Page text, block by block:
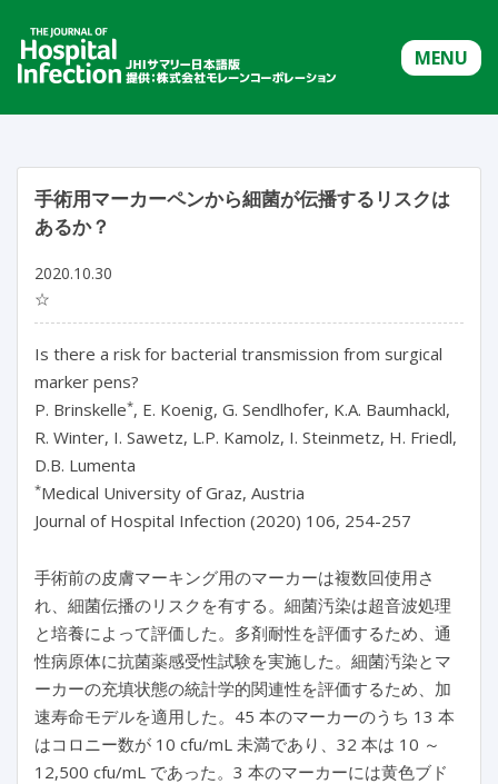
MENU
手術用マーカーペンから細菌が伝播するリスクは
あるか？
2020.10.30
☆
Is there a risk for bacterial transmission from surgical
marker pens?
P. Brinskelle*, E. Koenig, G. Sendlhofer, K.A. Baumhackl,
R. Winter, I. Sawetz, L.P. Kamolz, I. Steinmetz, H. Friedl,
D.B. Lumenta
*Medical University of Graz, Austria
Journal of Hospital Infection (2020) 106, 254-257
手術前の皮膚マーキング用のマーカーは複数回使用さ
れ、細菌伝播のリスクを有する。細菌汚染は超音波処理
と培養によって評価した。多剤耐性を評価するため、通
性病原体に抗菌薬感受性試験を実施した。細菌汚染とマ
ーカーの充填状態の統計学的関連性を評価するため、加
速寿命モデルを適用した。45 本のマーカーのうち 13 本
はコロニー数が 10 cfu/mL 未満であり、32 本は 10 ～
12,500 cfu/mL であった。3 本のマーカーには黄色ブド